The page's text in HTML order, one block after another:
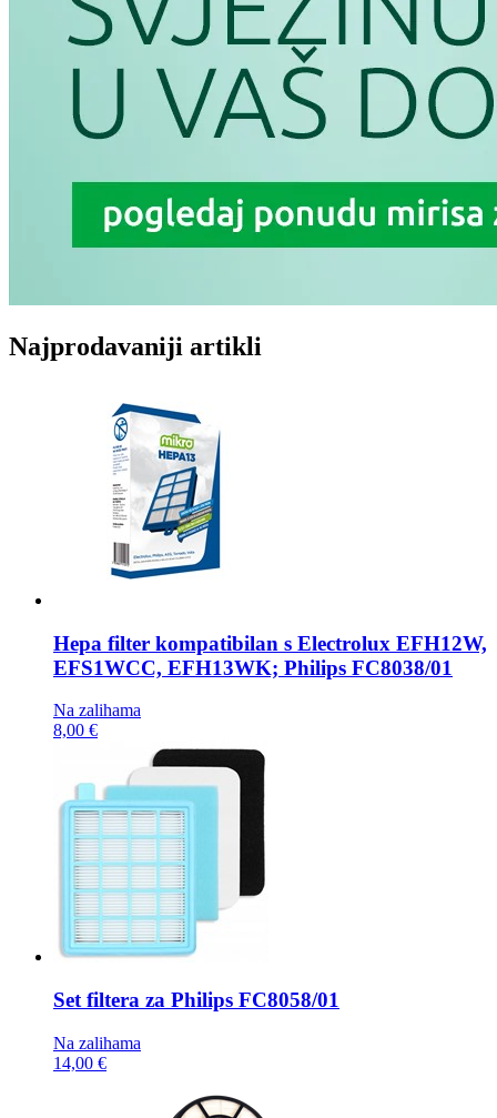
Najprodavaniji artikli
Hepa filter kompatibilan s Electrolux EFH12W,
EFS1WCC, EFH13WK; Philips FC8038/01
Na zalihama
8,00 €
Set filtera za Philips FC8058/01
Na zalihama
14,00 €